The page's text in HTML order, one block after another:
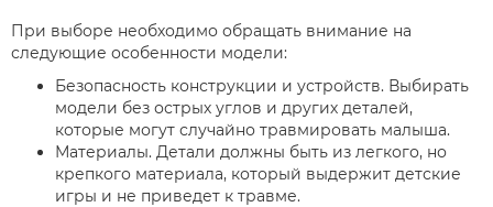
При выборе необходимо обращать внимание на
следующие особенности модели:
Безопасность конструкции и устройств. Выбирать
модели без острых углов и других деталей,
которые могут случайно травмировать малыша.
Материалы. Детали должны быть из легкого, но
крепкого материала, который выдержит детские
игры и не приведет к травме.